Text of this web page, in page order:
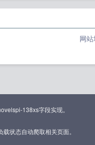
千方百计让你和我一起住？
深谋远虑。不，只是饥渴难...
网
138xs字段实现。
状态自动爬取相关页面。